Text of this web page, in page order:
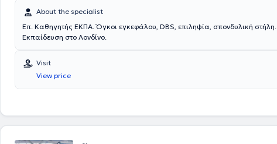
About the specialist
Επ. Καθηγητής ΕΚΠΑ. Όγκοι εγκεφάλου, DBS, επιληψία, σπονδυλική στήλη.
Εκπαίδευση στο Λονδίνο.
Visit
View price